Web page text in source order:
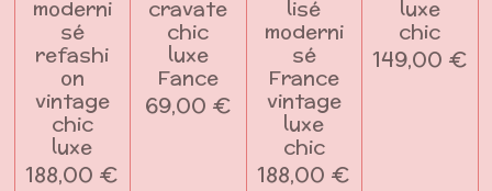
moderni
sé
refashi
on
vintage
chic
luxe
188,00 €
cravate
chic
luxe
Fance
69,00 €
lisé
moderni
sé
France
vintage
luxe
chic
188,00 €
luxe
chic
149,00 €